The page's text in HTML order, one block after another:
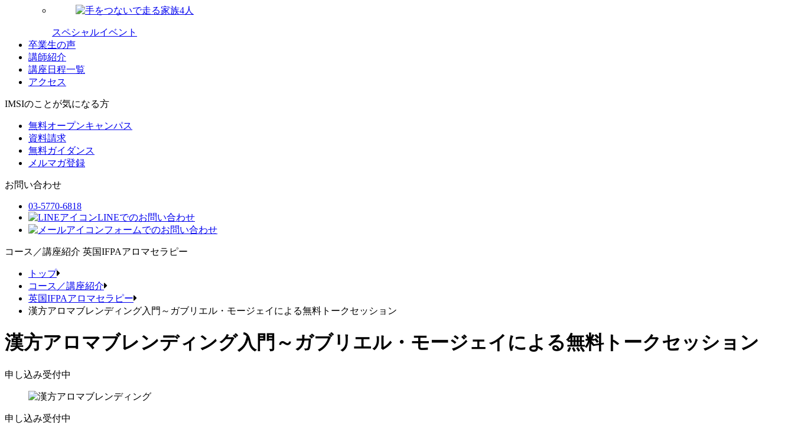
スペシャルイベント
卒業生の声
講師紹介
講座日程一覧
アクセス
IMSIのことが気になる方
無料オープンキャンパス
資料請求
無料ガイダンス
メルマガ登録
お問い合わせ
03-5770-6818
LINEでのお問い合わせ
フォームでのお問い合わせ
コース／講座紹介 英国IFPAアロマセラピー
トップ
コース／講座紹介
英国IFPAアロマセラピー
漢方アロマブレンディング入門～ガブリエル・モージェイによる無料トークセッション
漢方アロマブレンディング入門～ガブリエル・モージェイによる無料トークセッション
申し込み受付中
申し込み受付中